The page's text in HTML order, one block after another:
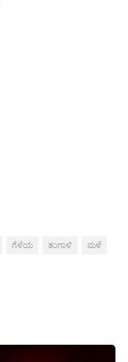
ಗೆಳೆಯ ತಂಗಾಳಿ
ಮಳೆ